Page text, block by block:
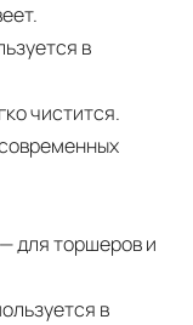
в
чистится.
— для торшеров и
в